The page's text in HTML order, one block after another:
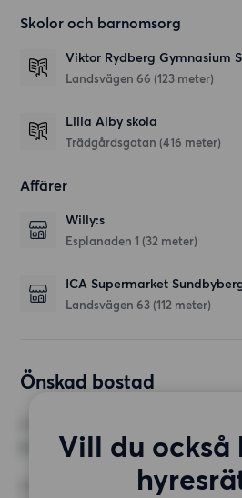
Skolor och barnomsorg
Viktor Rydberg Gymnasium
Landsvägen 66 (123 meter)
Lilla Alby skola
Trädgårdsgatan (416 meter)
Affärer
Willy:s
Esplanaden 1 (32 meter)
ICA Supermarket
Landsvägen 63 (112 meter)
Önskad bostad
Vill du också
MINST ANTAL KVADRATMETER